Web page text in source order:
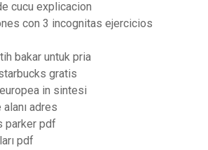
cucu explicacion
con 3 incognitas ejercicios
bakar untuk pria
gratis
in sintesi
adres
parker pdf
pdf